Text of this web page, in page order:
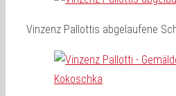
Vinzenz Pallottis abgelaufene